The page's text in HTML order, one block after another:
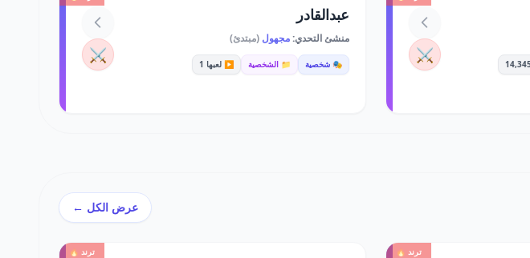
⚔️
عبدالقادر
منشئ التحدي:مجهول (مبتدئ)
🎭 شخصية 📁 الشخصية ▶️ لعبها 1 ⚔️
عرض الكل ←
ترند 🔥 ترند 🔥